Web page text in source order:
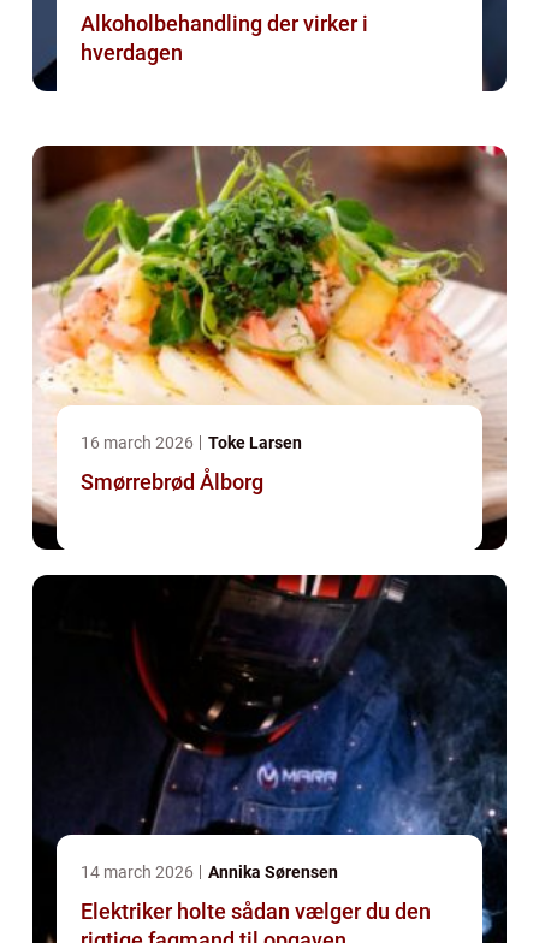
Alkoholbehandling der virker i
hverdagen
16 march 2026 Toke Larsen
Smørrebrød Ålborg
14 march 2026 Annika Sørensen
Elektriker holte sådan vælger du den